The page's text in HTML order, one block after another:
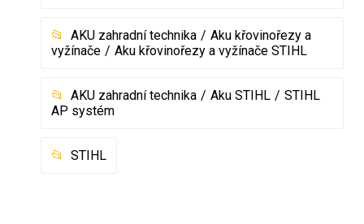
AKU zahradní technika
Aku křovinořezy a
vyžínače
Aku křovinořezy a vyžínače STIHL
AKU zahradní technika Aku STIHL
STIHL
AP systém
STIHL